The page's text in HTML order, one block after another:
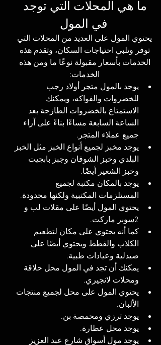
ما هي المحلات التي توجد
في المول
يحتوي المول على العديد من المحلات التي
توفر وتلبي احتياجات السكان، وتقدم هذه
الخدمات بأسعار مقبولة نوعًا ما ومن هذه
الخدمات:
يوجد بالمول متجر أولاد رجب
للخضروات والفواكه، ويمكنك
الاستمتاع بالخضروات الطازجة بعد
الساعة السابعة مساءًا بناءً على آراء
جميع عملاء المتجر.
يوجد مخبز لجميع أنواع الخبز مثل الخبز
البلدي وخبز الشوفان وجبز بابجيت
وخبز الشعير أيضًا.
يوجد بالمكان مكتبة لجميع
المستلزمات المكتبية ولكنها محدودة.
يحتوي المول أيضًا على مقلات لب و
2سوبر ماركت.
كما أنه يحتوي على مكان لتطعيم
الكلاب والقطط ويحتوي أيضًا على
صيدلية وعيادات طبية.
يمكنك أن تجد في المول محل حلاقة
ومحلات لانجيري.
يحتوي المول على محل لجميع منتجات
الألبان.
يوجد ترزي ومحمصة بن.
يوجد محل عطارة.
يوجد مول أسواق شارع عبد العزيز